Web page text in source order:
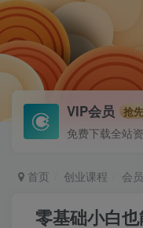
VIP会员 抢
免费下载全站
首页 创业课程 会
零基础小白